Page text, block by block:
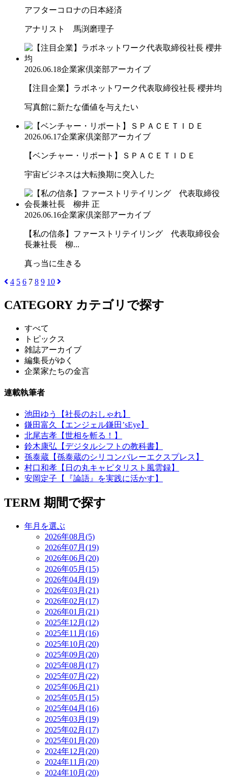
アフターコロナの日本経済
アナリスト 馬渕磨理子
2026.06.18企業家倶楽部アーカイブ
【注目企業】ラボネットワーク代表取締役社長 櫻井均
写真館に新たな価値を与えたい
2026.06.17企業家倶楽部アーカイブ
【ベンチャー・リポート】ＳＰＡＣＥＴＩＤＥ
宇宙ビジネスは大転換期に突入した
2026.06.16企業家倶楽部アーカイブ
【私の信条】ファーストリテイリング 代表取締役会
長兼社長 柳...
真っ当に生きる
4 5 6 7 8 9 10
CATEGORY カテゴリで探す
すべて
トピックス
雑誌アーカイブ
編集長がゆく
企業家たちの金言
連載執筆者
池田ゆう【社長のおしゃれ】
鎌田富久【エンジェル鎌田’sEye】
北尾吉孝【世相を斬る！】
鈴木康弘【デジタルシフトの教科書】
孫泰蔵【孫泰蔵のシリコンバレーエクスプレス】
村口和孝【日の丸キャピタリスト風雲録】
安岡定子【『論語』を実践に活かす】
TERM 期間で探す
年月を選ぶ
2026年08月(5)
2026年07月(19)
2026年06月(20)
2026年05月(15)
2026年04月(19)
2026年03月(21)
2026年02月(17)
2026年01月(21)
2025年12月(12)
2025年11月(16)
2025年10月(20)
2025年09月(20)
2025年08月(17)
2025年07月(22)
2025年06月(21)
2025年05月(15)
2025年04月(16)
2025年03月(19)
2025年02月(17)
2025年01月(20)
2024年12月(20)
2024年11月(20)
2024年10月(20)